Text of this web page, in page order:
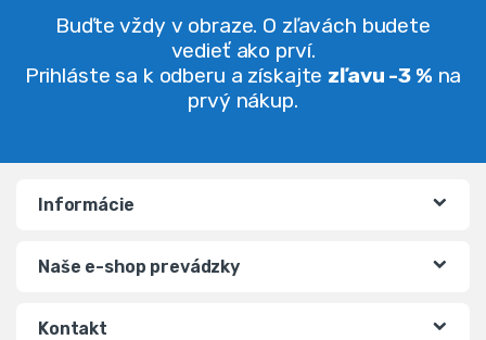
Buďte vždy v obraze. O zľavách budete
vedieť ako prví.
Prihláste sa k odberu a získajte zľavu -3 % na
prvý nákup.
Informácie
Naše e-shop prevádzky
Kontakt